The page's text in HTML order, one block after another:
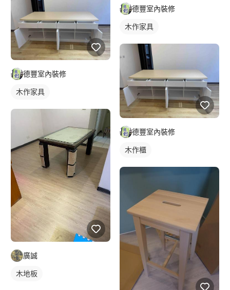
德豐室內裝修
木作家具
廣誠
木地板
德豐室內裝修
木作家具
德豐室內裝修
木作櫃